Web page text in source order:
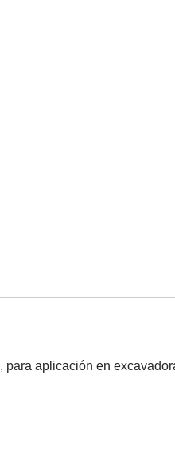
para aplicación en